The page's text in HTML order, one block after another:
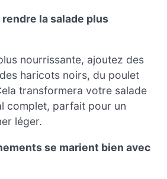
la salade plus
nourrissante, ajoutez des
haricots noirs, du poulet
transformera votre salade
complet, parfait pour un
léger.
se marient bien avec